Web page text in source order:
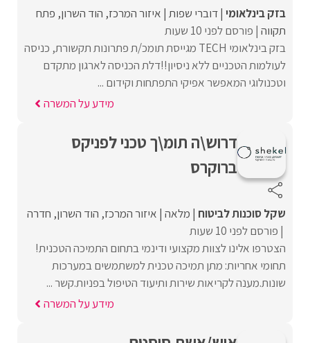
בזק בינלאומי דוברי שפות איזור המרכז הוד השרון פתח
תקווה פורסם לפני 10 שעות
בזק בינלאומי TECH מגייסת תומכ/ת פתרונות תקשורת, כניסה
לעולמות הטכניים ללא ניסיון!!דלת הכניסה לארגון מתקדם
וטכנולוגי המאפשר אפיקי התפתחות וקידום ...
מידע על המשרה
דרוש\ה תומ\ך טכני לפניקס
ברוקרס
שקל סוכנות לביטוח מלאה איזור המרכז הוד השרון חדרה
פורסם לפני 10 שעות
הצטרפו אלינו לצוות מקצועי ודינמי בתחום התמיכה הטכנית!
תחומי אחריות: מתן תמיכה טכנית למשתמשים במערכות
שונות.מענה לקריאות שירות ותיעוד הטיפול בפניות.קשר ...
מידע על המשרה